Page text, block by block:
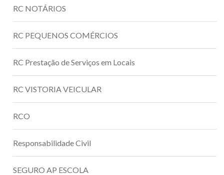
RC NOTÁRIOS
RC PEQUENOS COMÉRCIOS
RC Prestação de Serviços em Locais
RC VISTORIA VEICULAR
RCO
Responsabilidade Civil
SEGURO AP ESCOLA